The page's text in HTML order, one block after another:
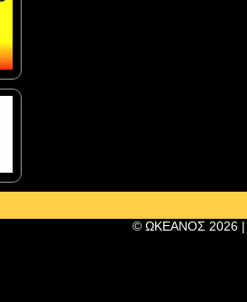
© ΩΚΕΑΝΟΣ 2026